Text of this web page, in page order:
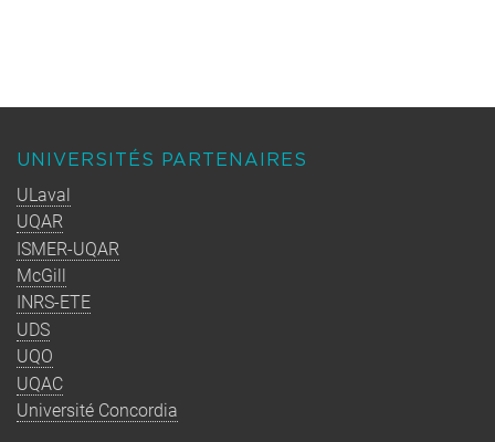
UNIVERSITÉS PARTENAIRES
ULaval
UQAR
ISMER-UQAR
McGill
INRS-ETE
UDS
UQO
UQAC
Université Concordia